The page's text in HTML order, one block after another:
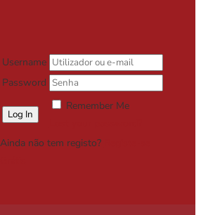
Username
Password
Remember Me
Ainda não tem registo?